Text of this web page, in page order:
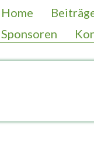
Home
Sponsoren